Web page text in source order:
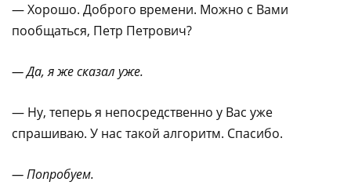
— Хорошо. Доброго времени. Можно с Вами
пообщаться, Петр Петрович?
— Да, я же сказал уже.
— Ну, теперь я непосредственно у Вас уже
спрашиваю. У нас такой алгоритм. Спасибо.
— Попробуем.